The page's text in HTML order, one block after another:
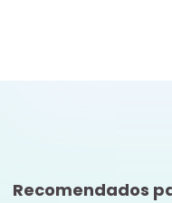
Recomendados